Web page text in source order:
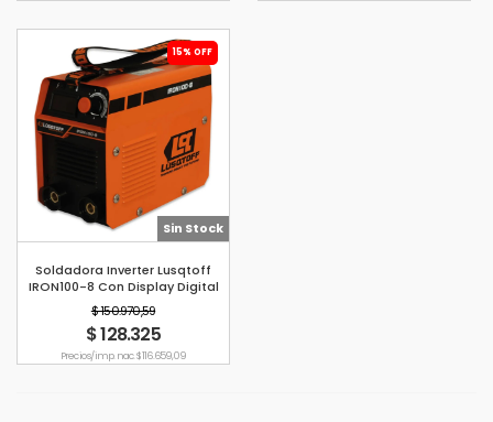
15% OFF
Sin Stock
Soldadora Inverter Lusqtoff
IRON100-8 Con Display Digital
105 Amp
$ 150.970,59
$ 128.325
Precio s/imp. nac. $ 116.659,09